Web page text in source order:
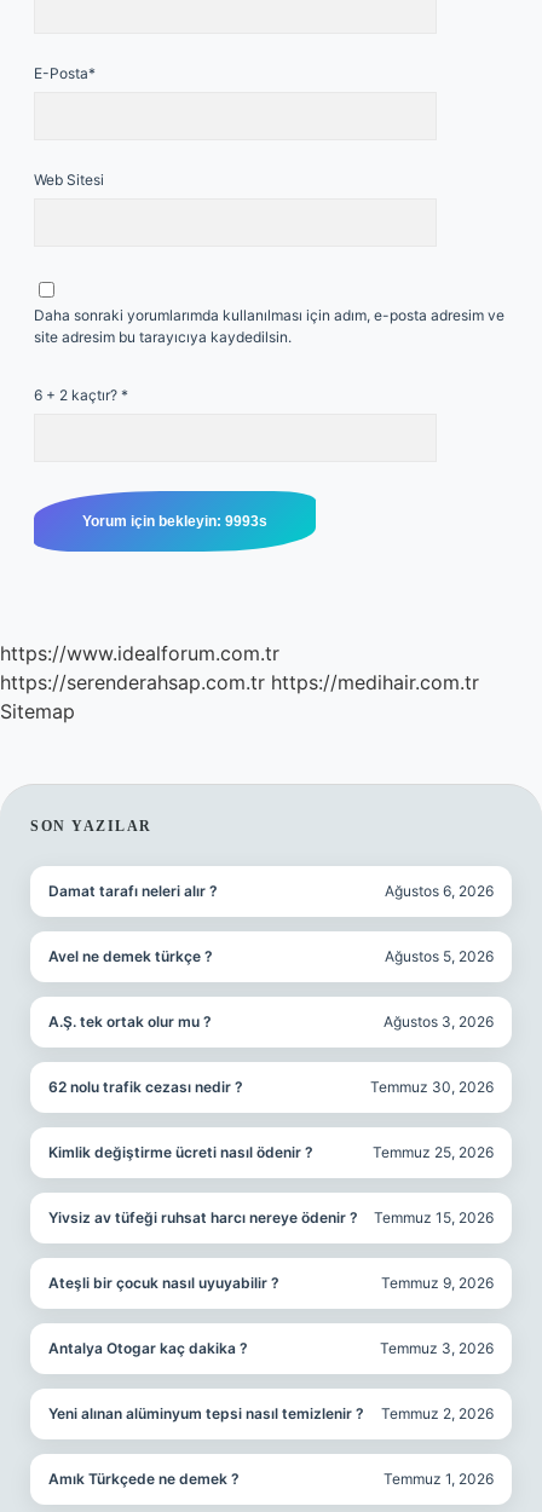
E-Posta*
Web Sitesi
Daha sonraki yorumlarımda kullanılması için adım, e-posta adresim ve
site adresim bu tarayıcıya kaydedilsin.
6 + 2 kaçtır? *
https://www.idealforum.com.tr
https://serenderahsap.com.tr https://medihair.com.tr
Sitemap
SIDEBAR
SON YAZILAR
Damat tarafı neleri alır ? Ağustos 6, 2026
Avel ne demek türkçe ? Ağustos 5, 2026
A.Ş. tek ortak olur mu ? Ağustos 3, 2026
62 nolu trafik cezası nedir ? Temmuz 30, 2026
Kimlik değiştirme ücreti nasıl ödenir ? Temmuz 25, 2026
Yivsiz av tüfeği ruhsat harcı nereye ödenir ? Temmuz 15, 2026
Ateşli bir çocuk nasıl uyuyabilir ? Temmuz 9, 2026
Antalya Otogar kaç dakika ? Temmuz 3, 2026
Yeni alınan alüminyum tepsi nasıl temizlenir ? Temmuz 2, 2026
Amık Türkçede ne demek ? Temmuz 1, 2026